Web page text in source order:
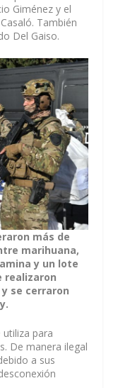
Giménez y el
También
Del Gaiso.
más de
marihuana,
y un lote
realizaron
se cerraron
para
De manera ilegal
a sus